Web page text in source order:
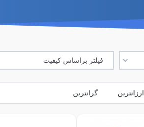
فیلتر براساس کیفیت
ارزانترین گرانترین